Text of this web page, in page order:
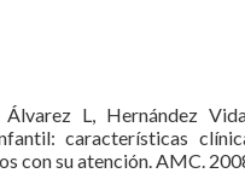
Álvarez L, Hernández
características
con su atención. AMC.